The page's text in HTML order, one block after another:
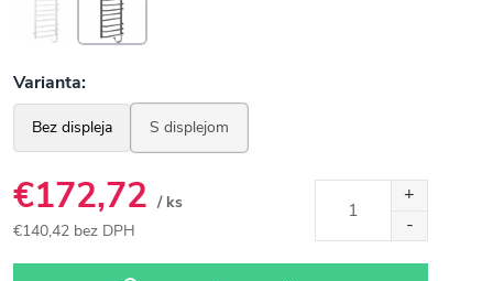
€172,72 / ks
€140,42 bez DPH